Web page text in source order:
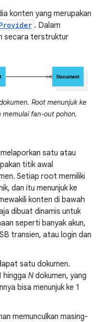
konten yang merupakan
. Dalam
secara terstruktur
Root menunjuk ke
memulai fan-out pohon.
satu atau
titik awal
Setiap root memiliki
dan itu menunjuk ke
konten di bawah
dibuat dinamis untuk
seperti banyak akun,
transien, atau login dan
satu dokumen.
hingga N dokumen, yang
bisa menunjuk ke 1
memunculkan masing-